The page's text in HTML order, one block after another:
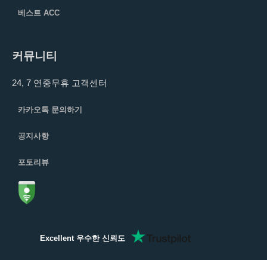
베스트 ACC
커뮤니티
24, 7 연중무휴 고객센터
카카오톡 문의하기
공지사항
포토리뷰
Excellent 우수한 신뢰도